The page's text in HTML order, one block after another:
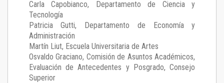
Carla Capobianco, Departamento de Ciencia y
Tecnología
Patricia Gutti, Departamento de Economía y
Administración
Martín Liut, Escuela Universitaria de Artes
Osvaldo Graciano, Comisión de Asuntos Académicos,
Evaluación de Antecedentes y Posgrado, Consejo
Superior